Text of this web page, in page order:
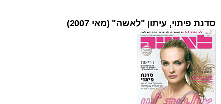
סדנת פיתוי, עיתון "לאשה" (מאי 2007)